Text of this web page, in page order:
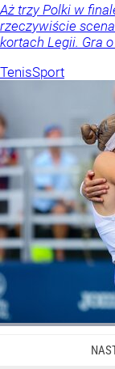
Aż trzy Polki w
rzeczywiście
kortach Legii. Gra
TenisSport